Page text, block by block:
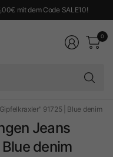
mit dem Code SALE10!
0
91725 | Blue denim
Jeans
denim